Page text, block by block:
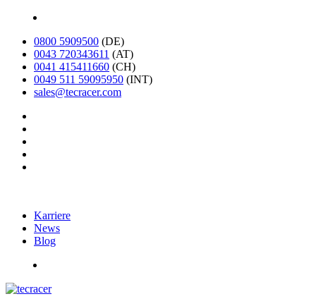
0800 5909500 (DE)
0043 720343611 (AT)
0041 415411660 (CH)
0049 511 59095950 (INT)
sales@tecracer.com
Karriere
News
Blog